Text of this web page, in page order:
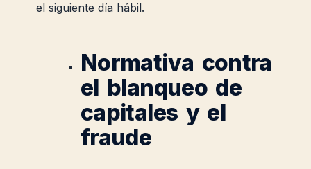
el siguiente día hábil.
Normativa contra
el blanqueo de
capitales y el
fraude